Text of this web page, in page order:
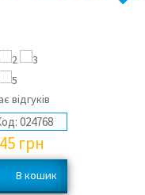
відгуків
024768
грн